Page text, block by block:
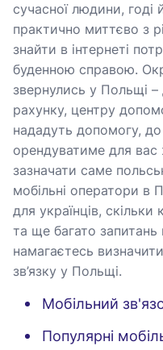
сучасної людини, годі
практично миттєво з
знайти в інтернеті
буденною справою.
звернулись у Польщі
рахунку, центру
нададуть допомогу,
орендуватиме для
зазначати саме
мобільні оператори в
для українців,
та ще багато
намагаєтесь
зв’язку у Польщі.
Мобільний
Популярні